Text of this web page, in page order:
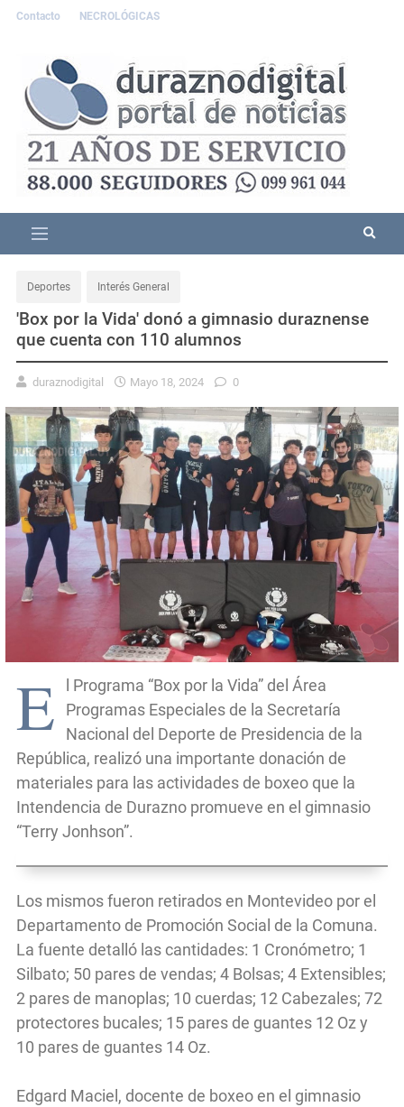
Contacto NECROLÓGICAS
Deportes Interés General
'Box por la Vida' donó a gimnasio duraznense
que cuenta con 110 alumnos
duraznodigital Mayo 18, 2024 0
E
l Programa “Box por la Vida” del Área
Programas Especiales de la Secretaría
Nacional del Deporte de Presidencia de la
República, realizó una importante donación de
materiales para las actividades de boxeo que la
Intendencia de Durazno promueve en el gimnasio
“Terry Jonhson”.
Los mismos fueron retirados en Montevideo por el
Departamento de Promoción Social de la Comuna.
La fuente detalló las cantidades: 1 Cronómetro; 1
Silbato; 50 pares de vendas; 4 Bolsas; 4 Extensibles;
2 pares de manoplas; 10 cuerdas; 12 Cabezales; 72
protectores bucales; 15 pares de guantes 12 Oz y
10 pares de guantes 14 Oz.
Edgard Maciel, docente de boxeo en el gimnasio